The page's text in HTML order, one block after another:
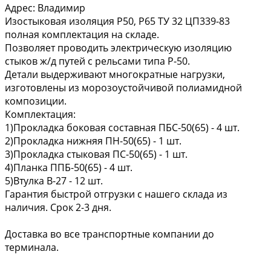
Адрес: Владимир
Изостыковая изоляция Р50, Р65 ТУ 32 ЦП339-83
полная комплектация на складе.
Позволяет проводить электрическую изоляцию
стыков ж/д путей с рельсами типа Р-50.
Детали выдерживают многократные нагрузки,
изготовлены из морозоустойчивой полиамидной
композиции.
Комплектация:
1)Прокладка боковая составная ПБС-50(65) - 4 шт.
2)Прокладка нижняя ПН-50(65) - 1 шт.
3)Прокладка стыковая ПС-50(65) - 1 шт.
4)Планка ППБ-50(65) - 4 шт.
5)Втулка В-27 - 12 шт.
Гарантия быстрой отгрузки с нашего склада из
наличия. Срок 2-3 дня.
Доставка во все транспортные компании до
терминала.